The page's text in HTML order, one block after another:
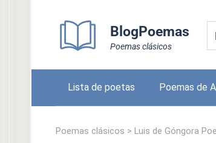
BlogPoemas
Poemas clásicos
Lista de poetas Poemas de
Poemas clásicos > Luis de Góngora